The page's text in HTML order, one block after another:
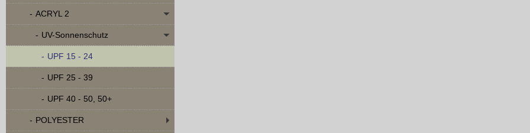
ACRYL 2
UV-Sonnenschutz
UPF 15 - 24
UPF 25 - 39
UPF 40 - 50, 50+
POLYESTER